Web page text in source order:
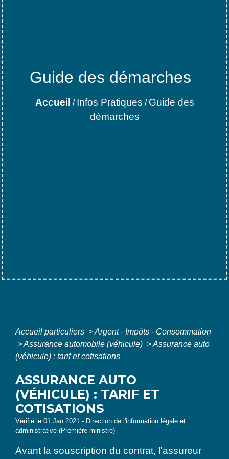
Guide des démarches
Accueil / Infos Pratiques / Guide des
démarches
Accueil particuliers >Argent - Impôts - Consommation
>Assurance automobile (véhicule) >Assurance auto
(véhicule) : tarif et cotisations
ASSURANCE AUTO
(VÉHICULE) : TARIF ET
COTISATIONS
Vérifié le 01 Jan 2021 - Direction de l'information légale et
administrative (Première ministre)
Avant la souscription du contrat, l'assureur